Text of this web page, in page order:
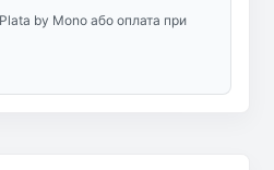
by Mono або оплата при